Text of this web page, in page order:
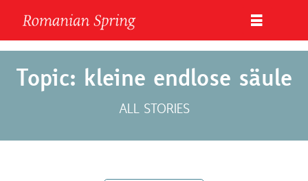
Topic: kleine endlose säule
ALL STORIES